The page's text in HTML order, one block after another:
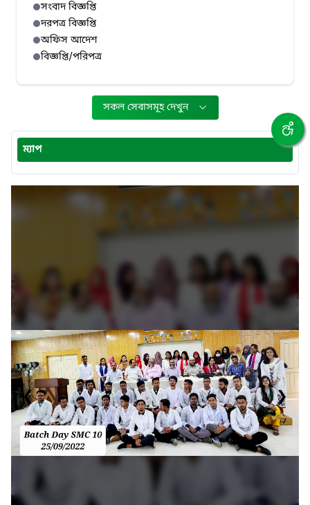
সংবাদ বিজ্ঞপ্তি
দরপত্র বিজ্ঞপ্তি
অফিস আদেশ
বিজ্ঞপ্তি/পরিপত্র
সকল সেবাসমূহ দেখুন
ম্যাপ
❮ ❯